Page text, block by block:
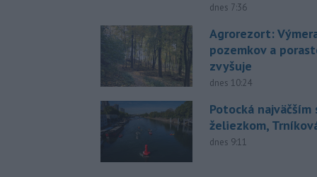
dnes 7:36
Agrorezort:
pozemkov a
zvyšuje
dnes 10:24
Potocká najväčším
želiezkom,
dnes 9:11